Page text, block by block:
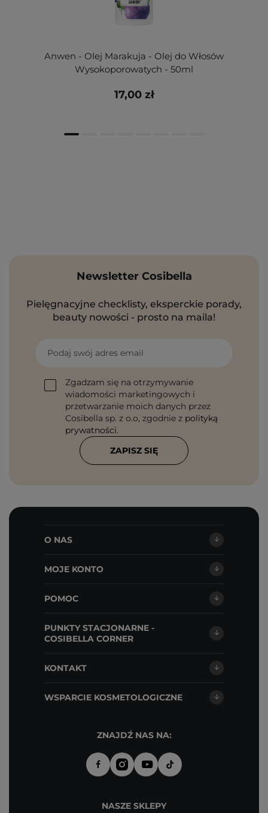
Anwen - Olej Marakuja - Olej do Włosów
Wysokoporowatych - 50ml
17,00 zł
Newsletter Cosibella
Pielęgnacyjne checklisty, eksperckie porady,
beauty nowości - prosto na maila!
Podaj swój adres email
Zgadzam się na otrzymywanie
wiadomości marketingowych i
przetwarzanie moich danych przez
Cosibella sp. z o.o, zgodnie z polityką
prywatności.
ZAPISZ SIĘ
O NAS
MOJE KONTO
POMOC
PUNKTY STACJONARNE -
COSIBELLA CORNER
KONTAKT
WSPARCIE KOSMETOLOGICZNE
ZNAJDŹ NAS NA:
NASZE SKLEPY